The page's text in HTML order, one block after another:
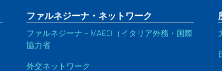
ファルネジーナ・ネットワーク
ファルネジーナ－MAECI（イタリア外務・国際
協力省
外交ネットワーク